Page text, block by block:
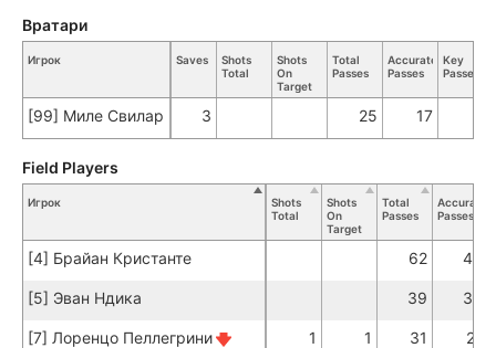
Игрок Saves
Shots
Total
Shots
On
Target
Total
Passes
Accurate
Passes
Key
Passes
[99] Миле Свилар 3 25 17
Вратари
Игрок
Shots
Total
Shots
On
Target
Total
Passes
Accurate
Passes
[4] Брайан Кристанте 62 48
[5] Эван Ндика 39 34
[7] Лоренцо Пеллегрини 1 1 31 21
Field Players